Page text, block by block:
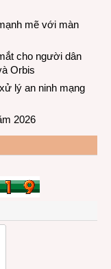
mẽ với màn
cho người dân
Orbis
lý an ninh mạng
2026